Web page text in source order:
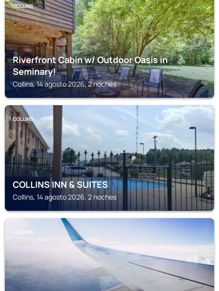
COLLINS
Riverfront Cabin w/ Outdoor Oasis in
Seminary!
Collins, 14 agosto 2026, 2 noches
COLLINS
COLLINS INN & SUITES
Collins, 14 agosto 2026, 2 noches
COLLINS